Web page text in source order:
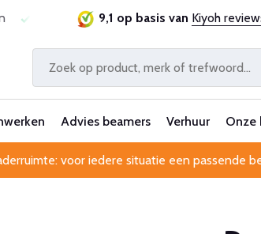
Laagste prijsgarantie Al 25 jaar
9,1 op basis van Kiyoh
Advies beamers Verhuur Onze
voor iedere situatie een passende